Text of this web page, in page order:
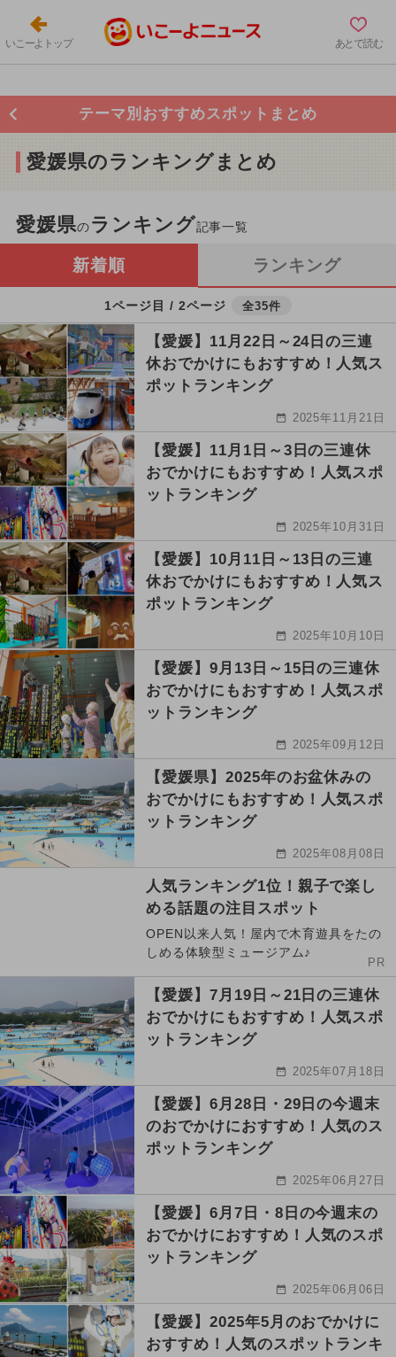
いこーよトップ あとで読む
テーマ別おすすめスポットまとめ
愛媛県のランキングまとめ
愛媛県のランキング記事一覧
新着順 ランキング
1ページ目 / 2ページ 全35件
【愛媛】11月22日～24日の三連
休おでかけにもおすすめ！人気ス
ポットランキング
2025年11月21日
【愛媛】11月1日～3日の三連休
おでかけにもおすすめ！人気スポ
ットランキング
2025年10月31日
【愛媛】10月11日～13日の三連
休おでかけにもおすすめ！人気ス
ポットランキング
2025年10月10日
【愛媛】9月13日～15日の三連休
おでかけにもおすすめ！人気スポ
ットランキング
2025年09月12日
【愛媛県】2025年のお盆休みの
おでかけにもおすすめ！人気スポ
ットランキング
2025年08月08日
人気ランキング1位！親子で楽し
める話題の注目スポット
OPEN以来人気！屋内で木育遊具をたの
しめる体験型ミュージアム♪
PR
【愛媛】7月19日～21日の三連休
おでかけにもおすすめ！人気スポ
ットランキング
2025年07月18日
【愛媛】6月28日・29日の今週末
のおでかけにおすすめ！人気のス
ポットランキング
2025年06月27日
【愛媛】6月7日・8日の今週末の
おでかけにおすすめ！人気のスポ
ットランキング
2025年06月06日
【愛媛】2025年5月のおでかけに
おすすめ！人気のスポットランキ